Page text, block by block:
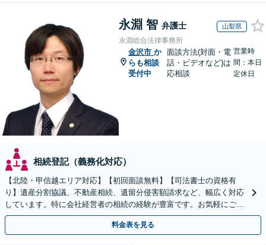
永淵 智 弁護士 山梨県
永淵総合法律事務所
金沢市 か
らも相談
受付中
面談方法(対面・電
話・ビデオなど)は
応相談
営業時
間：本日
定休日
相続登記（義務化対応）
【北陸・甲信越エリア対応】【初回面談無料】【司法書士の資格有
り】遺産分割協議、不動産相続、遺留分侵害額請求など、幅広く対応
しています。特に会社経営者の相続の経験が豊富です。お気軽にご相
談ください。【休日・夜間面談可】【オンライン面談可】
料金表を見る